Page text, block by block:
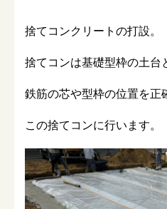
捨てコンクリートの打設。
捨てコンは基礎型枠の土台
鉄筋の芯や型枠の位置を正
この捨てコンに行います。